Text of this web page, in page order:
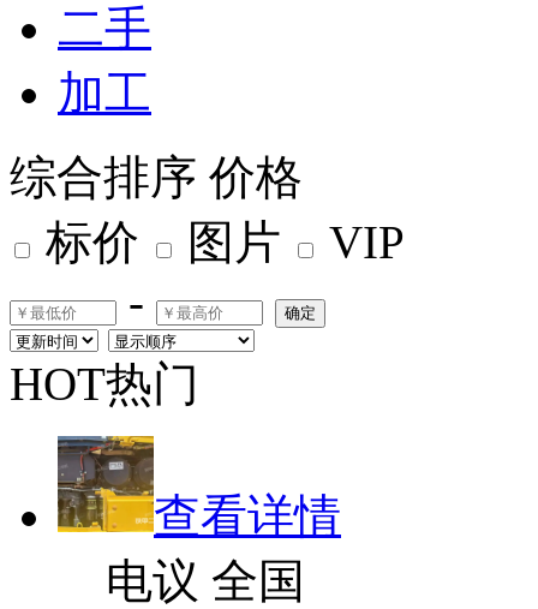
二手
加工
综合排序 价格
标价
图片
VIP
-
确定
HOT热门
查看详情
电议 全国